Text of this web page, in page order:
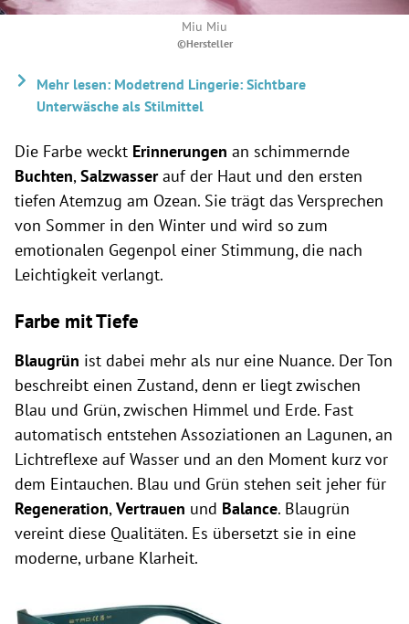
Miu Miu
©Hersteller
Mehr lesen: Modetrend Lingerie: Sichtbare
Unterwäsche als Stilmittel
Die Farbe weckt Erinnerungen an schimmernde
Buchten,Salzwasserauf der Haut und den ersten
tiefen Atemzug am Ozean. Sie trägt das Versprechen
von Sommer in den Winter und wird so zum
emotionalen Gegenpol einer Stimmung, die nach
Leichtigkeit verlangt.
Farbe mit Tiefe
Blaugrün ist dabei mehr als nur eine Nuance. Der Ton
beschreibt einen Zustand, denn er liegt zwischen
Blau und Grün, zwischen Himmel und Erde. Fast
automatisch entstehen Assoziationen an Lagunen, an
Lichtreflexe auf Wasser und an den Moment kurz vor
dem Eintauchen. Blau und Grün stehen seit jeher für
Regeneration,Vertrauen und Balance. Blaugrün
vereint diese Qualitäten. Es übersetzt sie in eine
moderne, urbane Klarheit.